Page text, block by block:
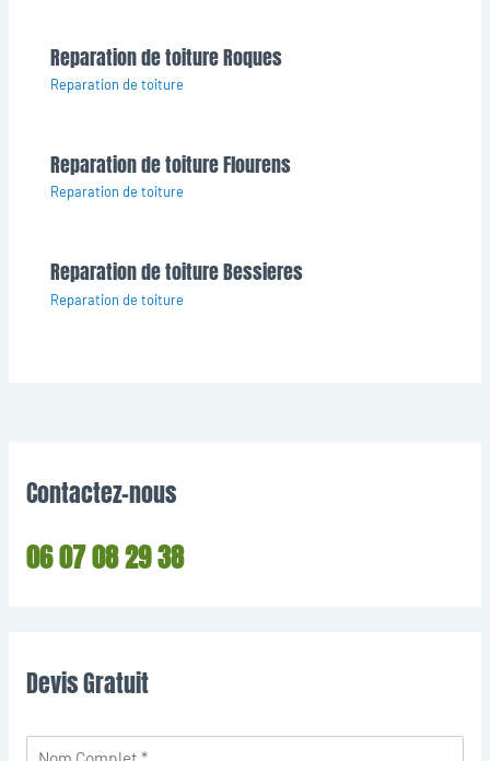
Reparation de toiture Roques
Reparation de toiture
Reparation de toiture Flourens
Reparation de toiture
Reparation de toiture Bessieres
Reparation de toiture
Contactez-nous
06 07 08 29 38
Devis Gratuit